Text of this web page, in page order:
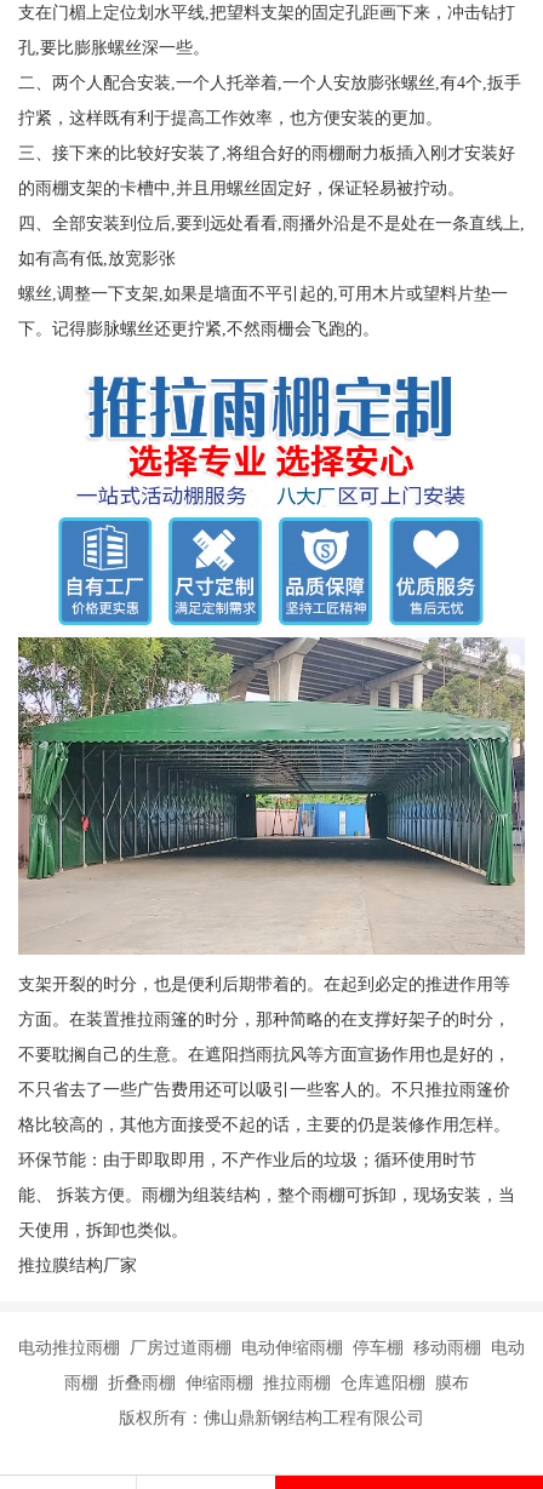
支在门楣上定位划水平线,把望料支架的固定孔距画下来，冲击钻打
孔,要比膨胀螺丝深一些。
二、两个人配合安装,一个人托举着,一个人安放膨张螺丝,有4个,扳手
拧紧，这样既有利于提高工作效率，也方便安装的更加。
三、接下来的比较好安装了,将组合好的雨棚耐力板插入刚才安装好
的雨棚支架的卡槽中,并且用螺丝固定好，保证轻易被拧动。
四、全部安装到位后,要到远处看看,雨播外沿是不是处在一条直线上,
如有高有低,放宽影张
螺丝,调整一下支架,如果是墙面不平引起的,可用木片或望料片垫一
下。记得膨脉螺丝还更拧紧,不然雨栅会飞跑的。
支架开裂的时分，也是便利后期带着的。在起到必定的推进作用等
方面。在装置推拉雨篷的时分，那种简略的在支撑好架子的时分，
不要耽搁自己的生意。在遮阳挡雨抗风等方面宣扬作用也是好的，
不只省去了一些广告费用还可以吸引一些客人的。不只推拉雨篷价
格比较高的，其他方面接受不起的话，主要的仍是装修作用怎样。
环保节能：由于即取即用，不产作业后的垃圾；循环使用时节
能、 拆装方便。雨棚为组装结构，整个雨棚可拆卸，现场安装，当
天使用，拆卸也类似。
推拉膜结构厂家
电动推拉雨棚 厂房过道雨棚 电动伸缩雨棚 停车棚 移动雨棚 电动
雨棚 折叠雨棚 伸缩雨棚 推拉雨棚 仓库遮阳棚 膜布
版权所有：佛山鼎新钢结构工程有限公司